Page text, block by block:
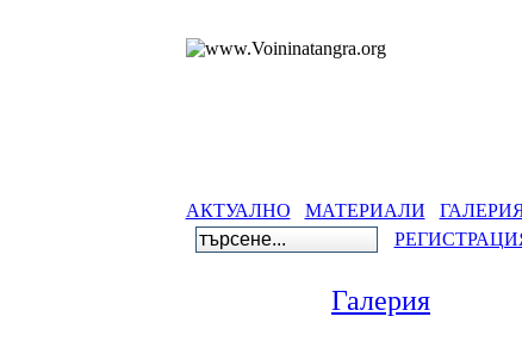
АКТУАЛНО МАТЕРИАЛИ
Галерия